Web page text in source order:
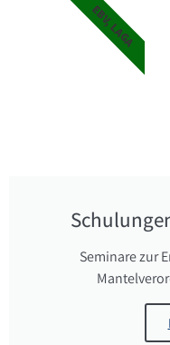
Seminare zur
EBV, LAGA